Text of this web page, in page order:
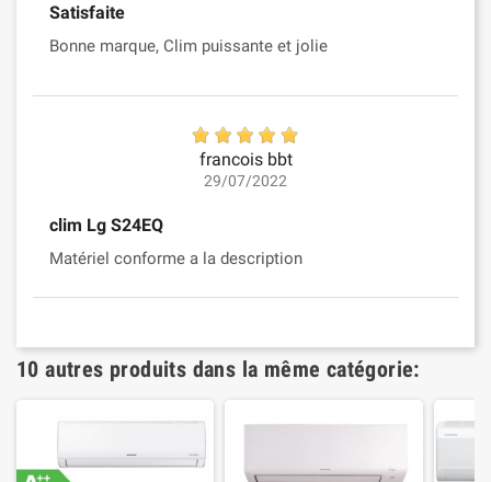
Satisfaite
Bonne marque, Clim puissante et jolie
francois bbt
29/07/2022
clim Lg S24EQ
Matériel conforme a la description
10 autres produits dans la même catégorie: